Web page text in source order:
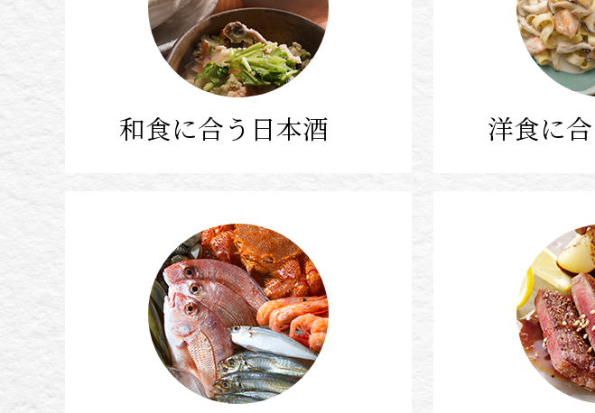
和食に合う日本酒 洋食に